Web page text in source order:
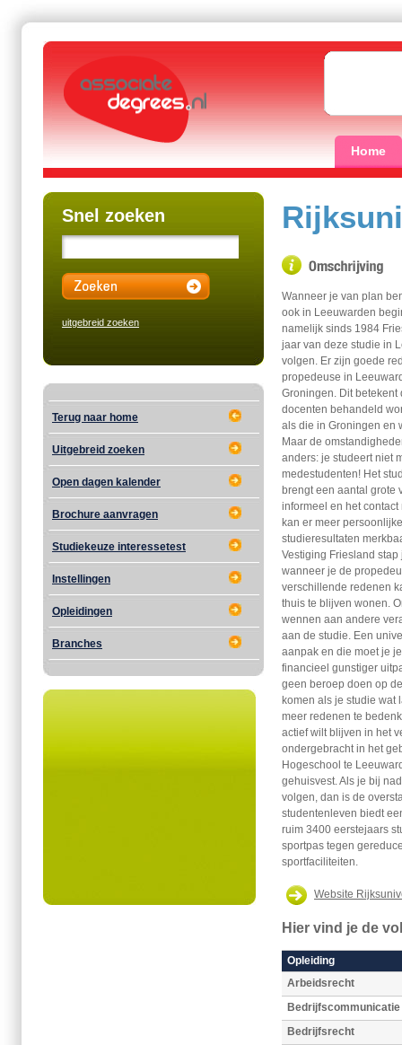
Home
Snel zoeken
uitgebreid zoeken
Terug naar home
Uitgebreid zoeken
Open dagen kalender
Brochure aanvragen
Studiekeuze interessetest
Instellingen
Opleidingen
Branches
Wanneer je van plan
ook in Leeuwarden
namelijk sinds 1984
jaar van deze studie in
volgen. Er zijn goede
propedeuse in
Groningen. Dit betekent
docenten behandeld
als die in Groningen en
Maar de
anders: je studeert niet
medestudenten! Het
brengt een aantal grote
informeel en het
kan er meer
studieresultaten
Vestiging Friesland
wanneer je de
verschillende redenen
thuis te blijven wonen.
wennen aan andere
aan de studie. Een
aanpak en die moet je
financieel gunstiger
geen beroep doen op
komen als je studie wat
meer redenen te
actief wilt blijven in het
ondergebracht in het
Hogeschool te
gehuisvest. Als je bij
volgen, dan is de
studentenleven biedt
ruim 3400 eerstejaars
sportpas tegen
sportfaciliteiten.
Website
Hier vind je de
Opleiding
Arbeidsrecht
Bedrijfscommunicatie
Bedrijfsrecht